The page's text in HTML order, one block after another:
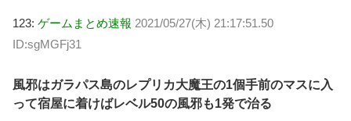
123: ゲームまとめ速報 2021/05/27(木) 21:17:51.50
ID:sgMGFj31
風邪はガラパス島のレプリカ大魔王の1個手前のマスに入
って宿屋に着けばレベル50の風邪も1発で治る